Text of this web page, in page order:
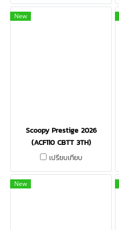
New
Scoopy Prestige 2026
(ACF110 CBTT 3TH)
เปรียบเทียบ
New